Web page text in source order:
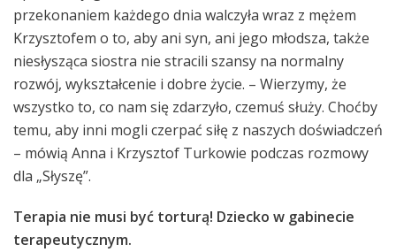
przekonaniem każdego dnia walczyła wraz z mężem
Krzysztofem o to, aby ani syn, ani jego młodsza, także
niesłysząca siostra nie stracili szansy na normalny
rozwój, wykształcenie i dobre życie. – Wierzymy, że
wszystko to, co nam się zdarzyło, czemuś służy. Choćby
temu, aby inni mogli czerpać siłę z naszych doświadczeń
– mówią Anna i Krzysztof Turkowie podczas rozmowy
dla „Słyszę”.
Terapia nie musi być torturą! Dziecko w gabinecie
terapeutycznym.